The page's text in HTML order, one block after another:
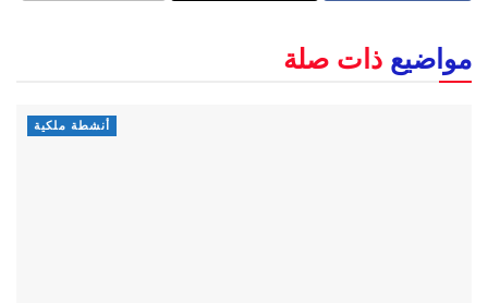
مواضيع ذات صلة
أنشطة ملكية